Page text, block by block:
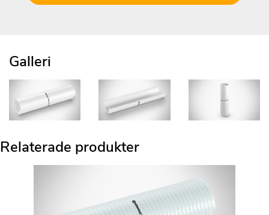
Galleri
Relaterade produkter